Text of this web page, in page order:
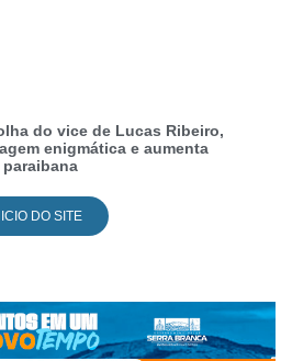
do vice de Lucas Ribeiro,
enigmática e aumenta
DO SITE